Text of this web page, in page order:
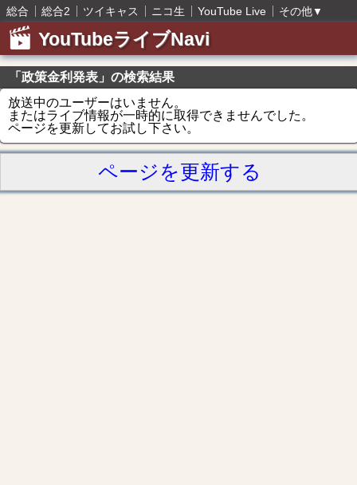
総合 総合2 ツイキャス ニコ生 YouTube Live その他▼
YouTubeライブNavi
「政策金利発表」の検索結果
放送中のユーザーはいません。
またはライブ情報が一時的に取得できませんでした。
ページを更新してお試し下さい。
ページを更新する